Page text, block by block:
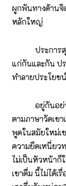
ผูกพันทางด้านจิ
หลักใหญ่
ประการสุดท้
แก่กันและกัน ป
ทำลายประโยช
อยู่กันอย่างนี้
ตามภาษาวัดเข
พูดในสมัยใหม่เ
ความยึดเหนี่ยว
ไม่เป็นหัวหน้าก็
เขาดื่ม นี้ไม่ได้เ